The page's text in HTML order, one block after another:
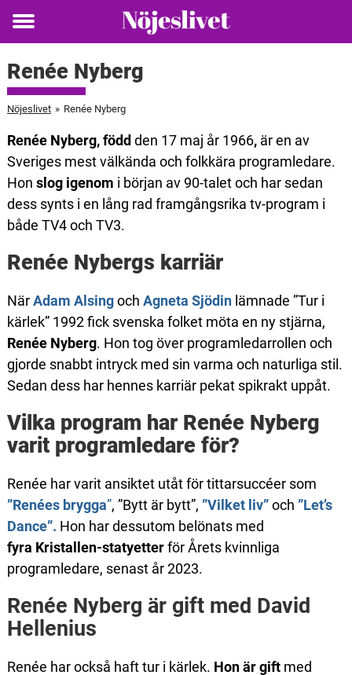
Toggle
Renée Nyberg
Nöjeslivet » Renée Nyberg
Renée Nyberg, född den 17 maj år 1966, är en av
Sveriges mest välkända och folkkära programledare.
Hon slog igenom i början av 90-talet och har sedan
dess synts i en lång rad framgångsrika tv-program i
både TV4 och TV3.
Renée Nybergs karriär
NärAdam Alsingoch Agneta Sjödinlämnade ”Tur i
kärlek” 1992 fick svenska folket möta en ny stjärna,
Renée Nyberg. Hon tog över programledarrollen och
gjorde snabbt intryck med sin varma och naturliga stil.
Sedan dess har hennes karriär pekat spikrakt uppåt.
Vilka program har Renée Nyberg
varit programledare för?
Renée har varit ansiktet utåt för tittarsuccéer som
”Renées brygga”, ”Bytt är bytt”, ”Vilket liv”och ”Let’s
Dance”. Hon har dessutom belönats med
fyra Kristallen-statyetterför Årets kvinnliga
programledare, senast år 2023.
Renée Nyberg är gift med David
Hellenius
Renée har också haft tur i kärlek. Hon är giftmed